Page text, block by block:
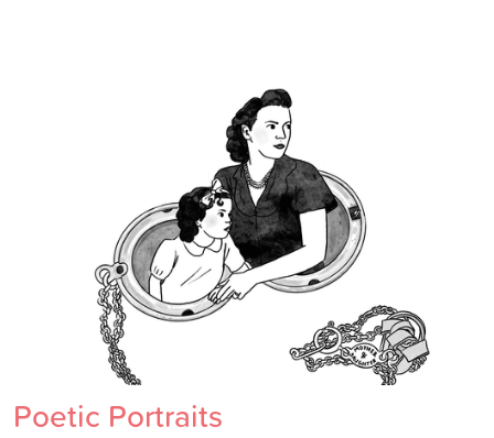
Poetic Portraits